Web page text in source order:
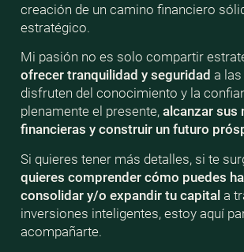
creación de un camino financiero
estratégico.
Mi pasión no es solo compartir
ofrecer tranquilidad y seguridad a
disfruten del conocimiento y la
plenamente el presente, alcanzar sus
financieras y construir un futuro
Si quieres tener más detalles, si te
quieres comprender cómo puedes
consolidar y/o expandir tu capitala
inversiones inteligentes, estoy aquí
acompañarte.